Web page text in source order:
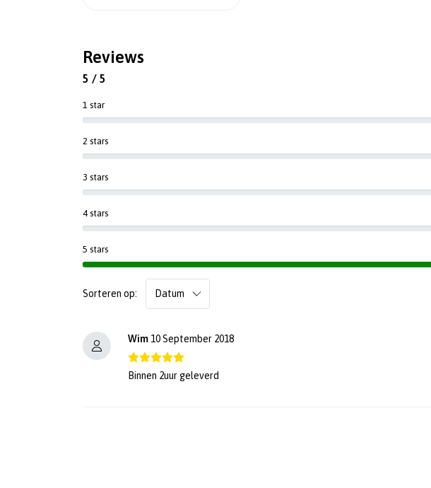
Reviews
5 / 5
1 star
2 stars
3 stars
4 stars
5 stars
Sorteren op:
Wim 10 September 2018
Binnen 2uur geleverd